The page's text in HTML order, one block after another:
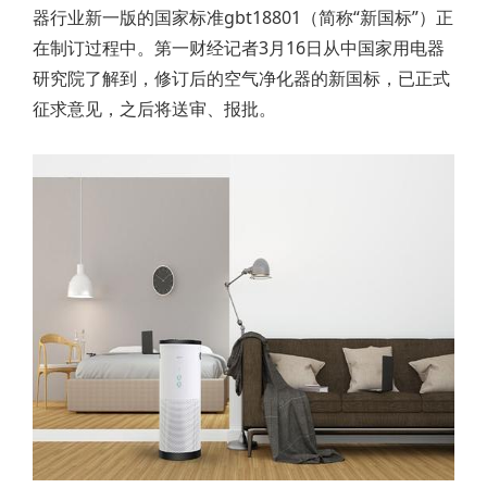
器行业新一版的国家标准gbt18801（简称“新国标”）正
在制订过程中。第一财经记者3月16日从中国家用电器
研究院了解到，修订后的空气净化器的新国标，已正式
征求意见，之后将送审、报批。